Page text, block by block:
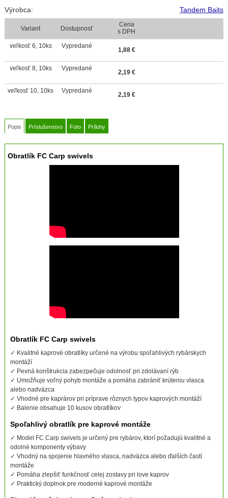
Výrobca: Tandem Baits
Variant Dostupnosť
Cena
s DPH
veľkosť 6, 10ks
Vypredané
1,88 €
veľkosť 8, 10ks Vypredané
2,19 €
veľkosť 10, 10ks Vypredané
2,19 €
Popis Príslušenstvo Foto Prílohy
Obratlík FC Carp swivels
Obratlík FC Carp swivels
✓ Kvalitné kaprové obratlíky určené na výrobu spoľahlivých rybárskych
montáží
✓ Pevná konštrukcia zabezpečuje odolnosť pri zdolávaní rýb
✓ Umožňuje voľný pohyb montáže a pomáha zabrániť krúteniu vlasca
alebo nadväzca
✓ Vhodné pre kaprárov pri príprave rôznych typov kaprových montáží
✓ Balenie obsahuje 10 kusov obratlíkov
Spoľahlivý obratlík pre kaprové montáže
✓ Model FC Carp swivels je určený pre rybárov, ktorí požadujú kvalitné a
odolné komponenty výbavy
✓ Vhodný na spojenie hlavného vlasca, nadväzca alebo ďalších častí
montáže
✓ Pomáha zlepšiť funkčnosť celej zostavy pri love kaprov
✓ Praktický doplnok pre moderné kaprové montáže